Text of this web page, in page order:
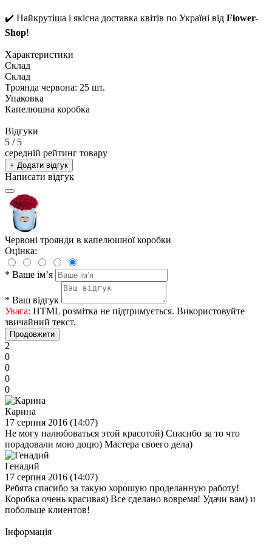
✔️ Найкрутіша і якісна доставка квітів по Україні від Flower-
Shop!
Характеристики
Склад
Склад
Троянда червона: 25 шт.
Упаковка
Капелюшна коробка
Відгуки
5 / 5
середній рейтинг товару
+ Додати відгук
Написати відгук
Червоні троянди в капелюшної коробки
Оцінка:
* Ваше ім’я
* Ваш відгук
Увага: HTML розмітка не підтримується. Використовуйте
звичайний текст.
Продовжити
2
0
0
0
0
Карина
17 серпня 2016 (14:07)
Не могу налюбоваться этой красотой) Спасибо за то что
порадовали мою доцю) Мастера своего дела)
Генадий
17 серпня 2016 (14:07)
Ребята спасибо за такую хорошую проделанную работу!
Коробка очень красивая) Все сделано вовремя! Удачи вам) и
побольше клиентов!
Iнформація